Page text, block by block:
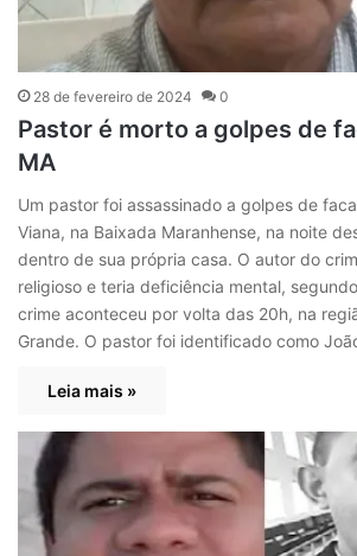
28 de fevereiro de 2024 0
Pastor é morto a golpes de
MA
Um pastor foi assassinado a golpes de
Viana, na Baixada Maranhense, na noite
dentro de sua própria casa. O autor do
religioso e teria deficiência mental,
crime aconteceu por volta das 20h, na
Grande. O pastor foi identificado como
Leia mais »